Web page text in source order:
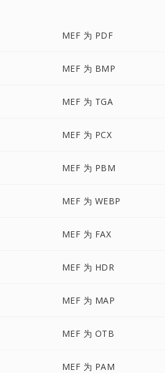
MEF 为 PDF
MEF 为 BMP
MEF 为 TGA
MEF 为 PCX
MEF 为 PBM
MEF 为 WEBP
MEF 为 FAX
MEF 为 HDR
MEF 为 MAP
MEF 为 OTB
MEF 为 PAM